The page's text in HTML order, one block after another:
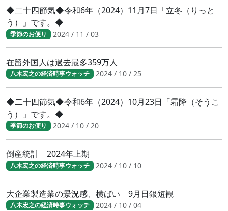
◆二十四節気◆令和6年（2024）11月7日「立冬（りっと
う）」です。◆
季節のお便り 2024 / 11 / 03
在留外国人は過去最多359万人
八木宏之の経済時事ウォッチ 2024 / 10 / 25
◆二十四節気◆令和6年（2024）10月23日「霜降（そうこ
う）」です。◆
季節のお便り 2024 / 10 / 20
倒産統計 2024年上期
八木宏之の経済時事ウォッチ 2024 / 10 / 10
大企業製造業の景況感、横ばい 9月日銀短観
八木宏之の経済時事ウォッチ 2024 / 10 / 04